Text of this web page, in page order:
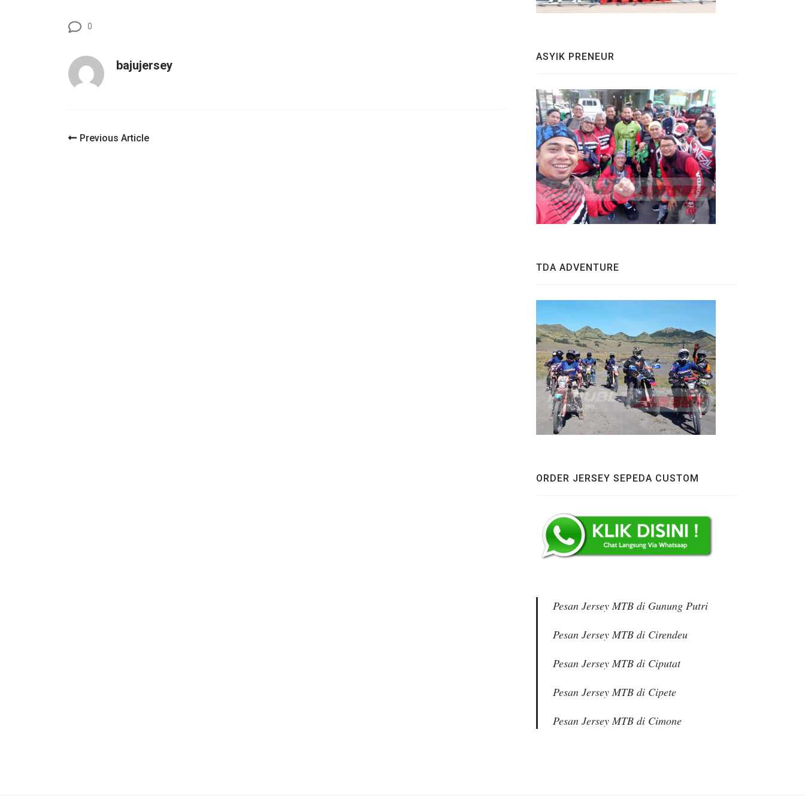
0
bajujersey
Post
Previous Article
ASYIK PRENEUR
TDA ADVENTURE
ORDER JERSEY SEPEDA CUSTOM
Pesan Jersey MTB di Gunung Putri
Pesan Jersey MTB di Cirendeu
Pesan Jersey MTB di Ciputat
Pesan Jersey MTB di Cipete
Pesan Jersey MTB di Cimone